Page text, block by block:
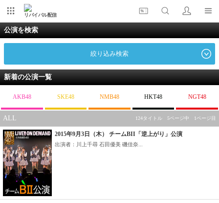
リバイバル配信
公演を検索
絞り込み検索
新着の公演一覧
AKB48 SKE48 NMB48 HKT48 NGT48
ALL 124タイトル 5ページ中 1ページ目
2015年9月3日（木） チームBII「逆上がり」公演
出演者：川上千尋 石田優美 磯佳奈...